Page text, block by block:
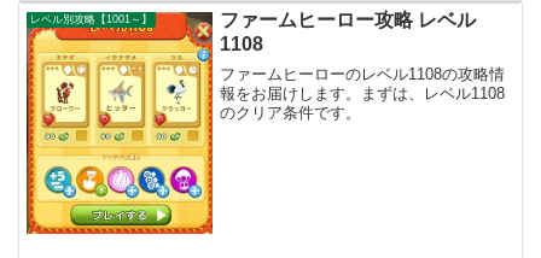
レベル別攻略【1001～】
ファームヒーロー攻略 レベル
1108
ファームヒーローのレベル1108の攻略情
報をお届けします。まずは、レベル1108
のクリア条件です。